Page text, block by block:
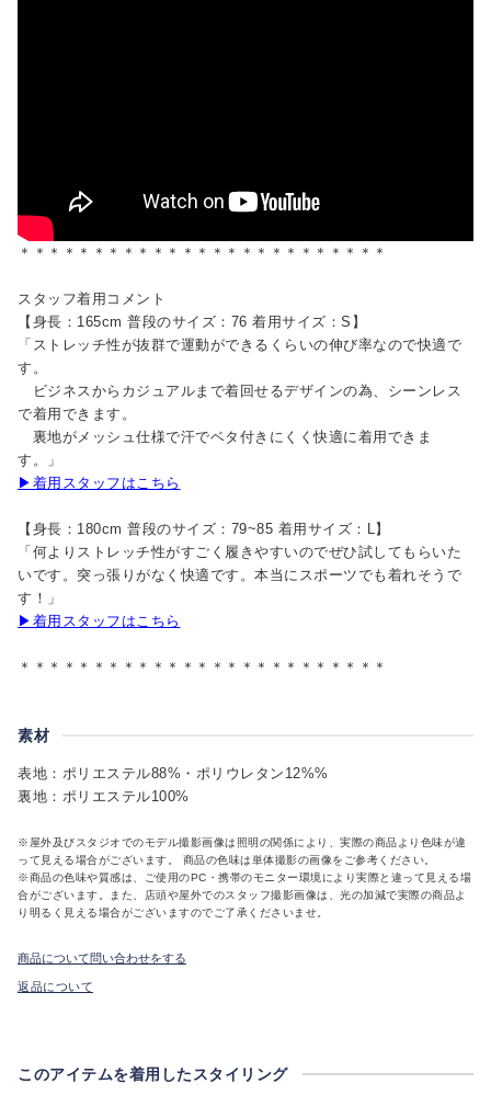
＊＊＊＊＊＊＊＊＊＊＊＊＊＊＊＊＊＊＊＊＊＊＊＊＊
スタッフ着用コメント
【身長：165cm 普段のサイズ：76 着用サイズ：S】
「ストレッチ性が抜群で運動ができるくらいの伸び率なので快適で
す。
ビジネスからカジュアルまで着回せるデザインの為、シーンレス
で着用できます。
裏地がメッシュ仕様で汗でベタ付きにくく快適に着用できま
す。」
▶着用スタッフはこちら
【身長：180cm 普段のサイズ：79~85 着用サイズ：L】
「何よりストレッチ性がすごく履きやすいのでぜひ試してもらいた
いです。突っ張りがなく快適です。本当にスポーツでも着れそうで
す！」
▶着用スタッフはこちら
＊＊＊＊＊＊＊＊＊＊＊＊＊＊＊＊＊＊＊＊＊＊＊＊＊
素材
表地：ポリエステル88%・ポリウレタン12%%
裏地：ポリエステル100%
※屋外及びスタジオでのモデル撮影画像は照明の関係により、実際の商品より色味が違
って見える場合がございます。 商品の色味は単体撮影の画像をご参考ください。
※商品の色味や質感は、ご使用のPC・携帯のモニター環境により実際と違って見える場
合がございます。また、店頭や屋外でのスタッフ撮影画像は、光の加減で実際の商品よ
り明るく見える場合がございますのでご了承くださいませ。
商品について問い合わせをする
返品について
このアイテムを着用したスタイリング